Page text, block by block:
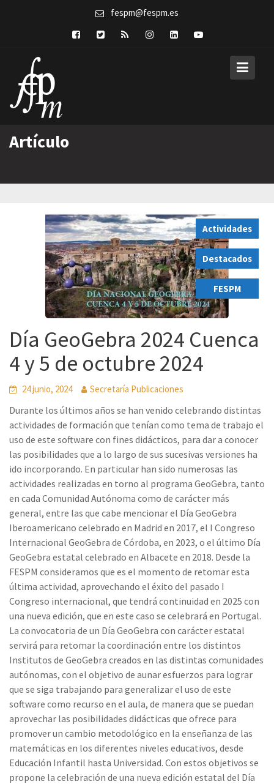
fespm@fespm.es
Artículo
Actividades
,
Destacados
,
FESPM
Día GeoGebra 2024 Cuenca
4 y 5 de octubre 2024
24 junio, 2024 Secretaría Publicaciones
Durante los últimos años se han venido celebrando distintas
actividades de formación que tenían como tema de trabajo el
uso de este software con fines didácticos, para dar a conocer
las posibilidades que a lo largo de sus sucesivas versiones ha
ido incorporando. En particular han sido numerosas las
actividades realizadas en torno al programa GeoGebra, tanto
en cada Comunidad Autónoma como de carácter más
general, entre las que cabe mencionar el Día GeoGebra
Iberoamericano celebrado en Madrid en 2017, el I Congreso
Internacional GeoGebra de Córdoba, en 2023, o el último Día
GeoGebra estatal celebrado en Albacete en 2018. Desde la
FESPM consideramos que es el momento de retomar esta
última actividad, aprovechando el éxito del pasado I
Congreso internacional, que tendrá continuidad en 2025 con
una nueva edición, que en este caso se celebrará en Portugal.
La convocatoria de un Día GeoGebra con carácter estatal
servirá para retomar la coordinación entre los distintos
Institutos de GeoGebra creados en las distintas comunidades
autónomas, con el objetivo de aunar esfuerzos para lograr
que se siga trabajando para generalizar el uso de este
software como recurso en el aula, de manera que se puedan
aprovechar las posibilidades didácticas que ofrece para
promover un cambio metodológico en la enseñanza de las
matemáticas en los diferentes niveles educativos, desde
Educación Infantil hasta Universidad. Con estos objetivos se
propone la celebración de una nueva edición estatal del Día